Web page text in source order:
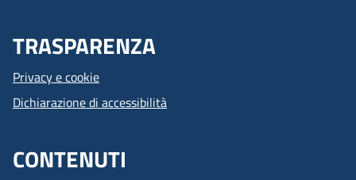
TRASPARENZA
Privacy e cookie
Dichiarazione di accessibilità
CONTENUTI